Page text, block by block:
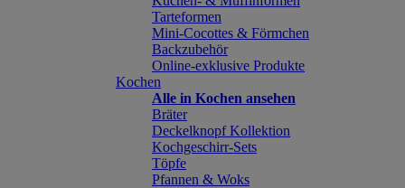
Tarteformen
Mini-Cocottes & Förmchen
Backzubehör
Online-exklusive Produkte
Kochen
Alle in Kochen ansehen
Bräter
Deckelknopf Kollektion
Kochgeschirr-Sets
Töpfe
Pfannen & Woks